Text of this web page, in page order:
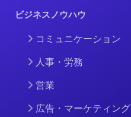
ビジネスノウハウ
コミュニケーション
人事・労務
営業
広告・マーケティング